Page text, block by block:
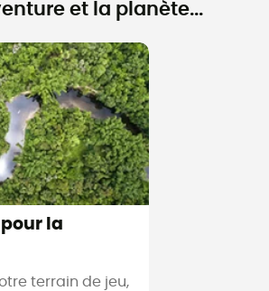
et la planète...
la
terrain de jeu,